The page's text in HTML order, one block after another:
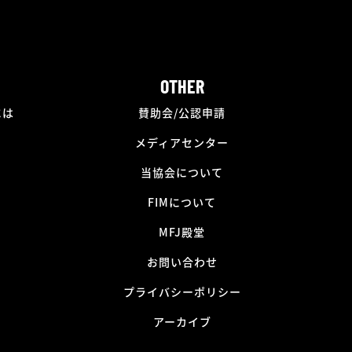
OTHER
賛助会/公認申請
メディアセンター
当協会について
FIMについて
MFJ殿堂
お問い合わせ
プライバシーポリシー
アーカイブ